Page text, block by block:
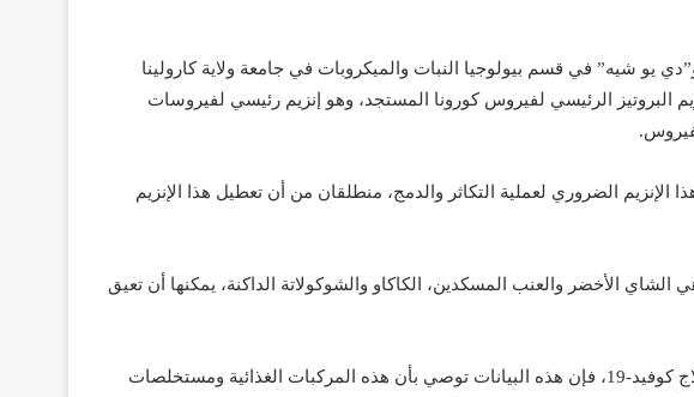
يو شيه” في قسم بيولوجيا النبات والميكروبات في جامعة ولاية كارولينا
البروتيز الرئيسي لفيروس كورونا المستجد، وهو إنزيم رئيسي لفيروسات
الضروري لعملية التكاثر والدمج، منطلقان من أن تعطيل هذا الإنزيم
أن المواد الموجودة في 4 أغذية هي الشاي الأخضر والعنب المسكدين، الكاكاو والشوكولاتة الداكنة، يمكنها أن تعيق
وأبرز الباحثان أنه نظرا لعدم وجود دواء فعال لعلاج كوفيد-19، فإن هذه البيانات توصي بأن هذه المركبات الغذائية ومستخلصات